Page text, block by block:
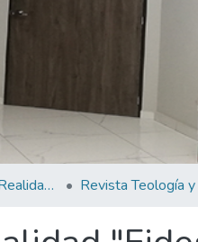
Revista Teología y Realidad "Fides Quaerens Intellectum" (La fe busca pensar)